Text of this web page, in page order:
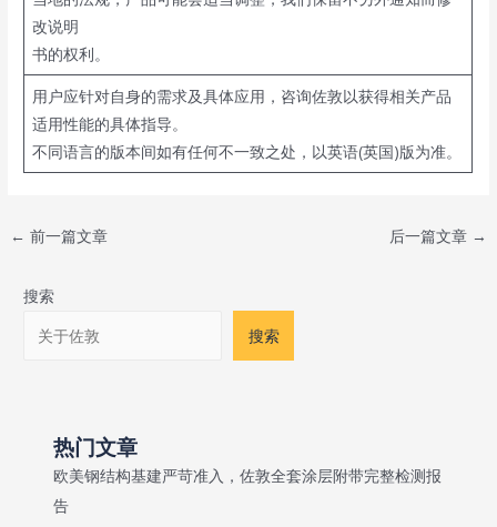
改说明
书的权利。
用户应针对自身的需求及具体应用，咨询佐敦以获得相关产品
适用性能的具体指导。
不同语言的版本间如有任何不一致之处，以英语(英国)版为准。
Post
← 前一篇文章 后一篇文章 →
搜索
搜索
热门文章
欧美钢结构基建严苛准入，佐敦全套涂层附带完整检测报
告